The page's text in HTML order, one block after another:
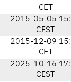
CET
2015-05-05
CEST
2015-12-09
CET
2025-10-16
CEST